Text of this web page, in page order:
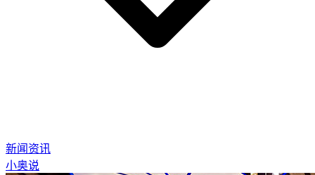
新闻资讯
小奥说